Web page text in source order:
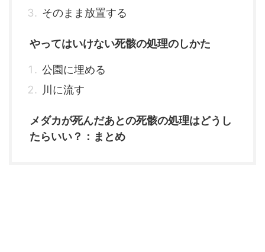
そのまま放置する
やってはいけない死骸の処理のしかた
公園に埋める
川に流す
メダカが死んだあとの死骸の処理はどうし
たらいい？：まとめ